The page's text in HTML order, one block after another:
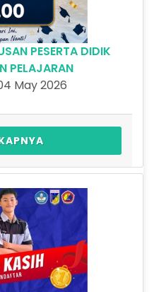
PESERTA DIDIK
PELAJARAN
May 2026